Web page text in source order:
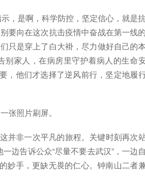
，是啊，科学防控，坚定信心，就是
要向在这次抗击疫情中奋战在第一线的
只是穿上了白大褂，尽力做好自己的本
别家人，在病房里守护着病人的生命
，他们才选择了逆风前行，坚定地履
照片刷屏。
非一次平凡的旅程。关键时刻再次
边告诉公众“尽量不要去武汉”，一边自
妙手，更缺无畏的仁心。钟南山二者